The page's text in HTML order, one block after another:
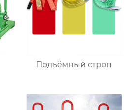
Подъёмный строп